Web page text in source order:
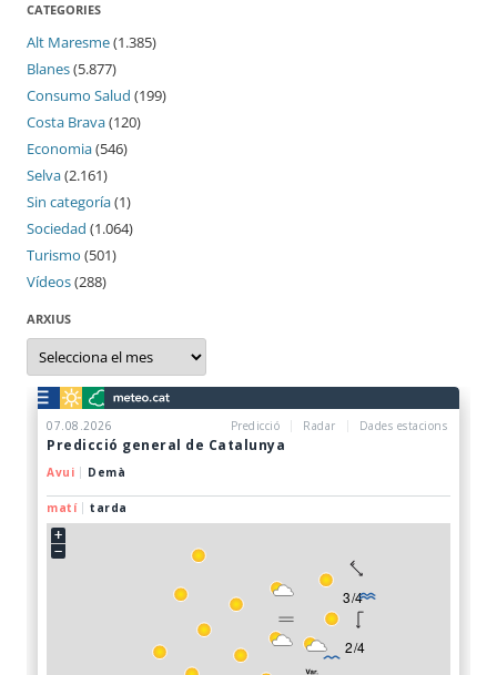
CATEGORIES
Alt Maresme(1.385)
Blanes(5.877)
Consumo Salud (199)
Costa Brava(120)
Economia(546)
Selva(2.161)
Sin categoría(1)
Sociedad (1.064)
Turismo (501)
Vídeos(288)
ARXIUS
Arxius